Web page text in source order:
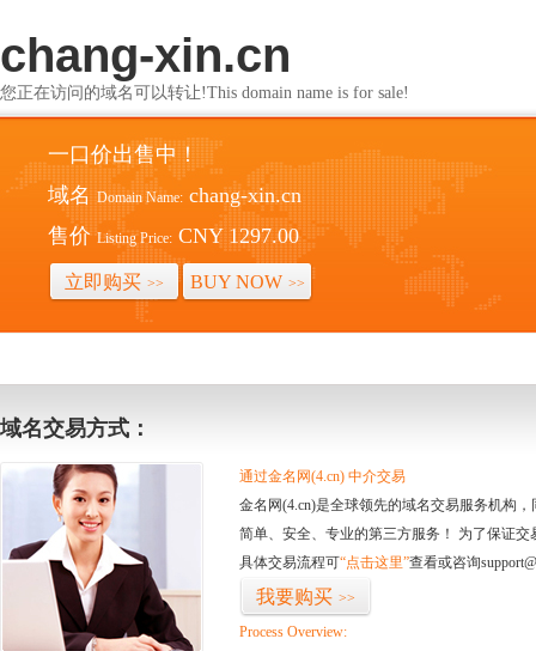
chang-xin.cn
您正在访问的域名可以转让!This domain name is for sale!
一口价出售中！
域名 Domain Name: chang-xin.cn
售价 Listing Price: CNY 1297.00
立即购买 >> BUY NOW >>
域名交易方式：
通过金名网(4.cn) 中介交易
金名网(4.cn)是全球领先的域名交易服务机构
简单、安全、专业的第三方服务！ 为了保证
具体交易流程可“点击这里”查看或咨询
我要购买 >>
Process Overview: